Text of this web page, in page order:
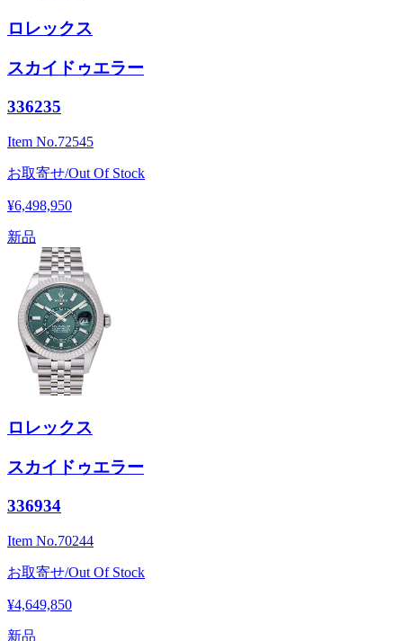
ロレックス
スカイドゥエラー
336235
Item No.72545
お取寄せ/Out Of Stock
¥6,498,950
新品
ロレックス
スカイドゥエラー
336934
Item No.70244
お取寄せ/Out Of Stock
¥4,649,850
新品